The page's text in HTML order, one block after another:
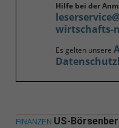
Hilfe bei der
wirtschafts-
Es gelten unsere
FINANZEN US-